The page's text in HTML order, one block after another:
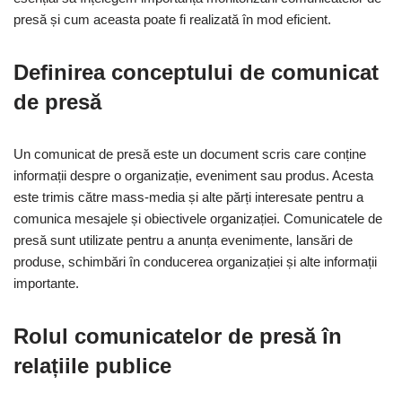
presă și cum aceasta poate fi realizată în mod eficient.
Definirea conceptului de comunicat
de presă
Un comunicat de presă este un document scris care conține
informații despre o organizație, eveniment sau produs. Acesta
este trimis către mass-media și alte părți interesate pentru a
comunica mesajele și obiectivele organizației. Comunicatele de
presă sunt utilizate pentru a anunța evenimente, lansări de
produse, schimbări în conducerea organizației și alte informații
importante.
Rolul comunicatelor de presă în
relațiile publice